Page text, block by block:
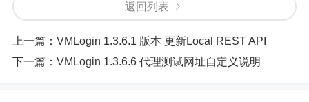
返回例1：
返回例2：
如果 success = true 表示执行成功,
返回列表
上一篇： VMLogin 1.3.6.1 版本 更新Local REST API
下一篇： VMLogin 1.3.6.6 代理测试网址自定义说明